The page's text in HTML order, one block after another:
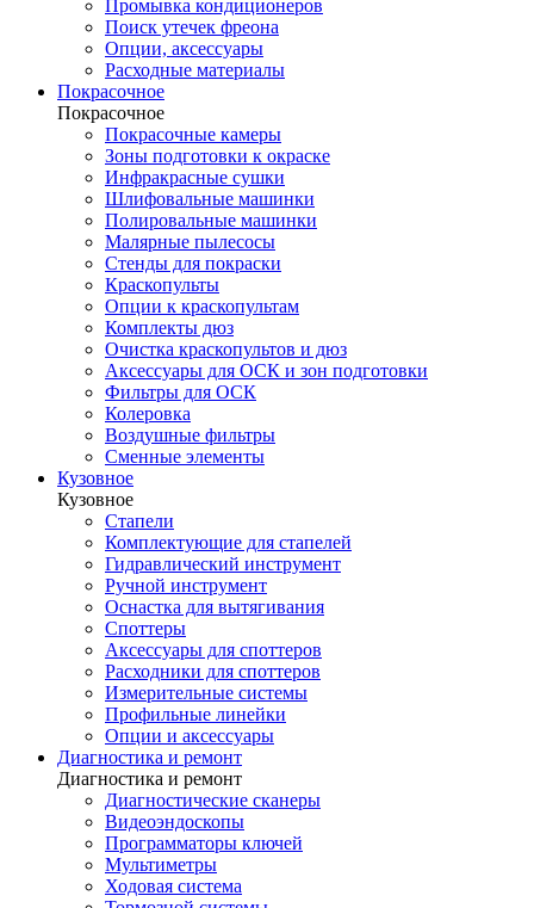
Промывка кондиционеров
Поиск утечек фреона
Опции, аксессуары
Расходные материалы
Покрасочное
Покрасочное
Покрасочные камеры
Зоны подготовки к окраске
Инфракрасные сушки
Шлифовальные машинки
Полировальные машинки
Малярные пылесосы
Стенды для покраски
Краскопульты
Опции к краскопультам
Комплекты дюз
Очистка краскопультов и дюз
Аксессуары для ОСК и зон подготовки
Фильтры для ОСК
Колеровка
Воздушные фильтры
Сменные элементы
Кузовное
Кузовное
Стапели
Комплектующие для стапелей
Гидравлический инструмент
Ручной инструмент
Оснастка для вытягивания
Споттеры
Аксессуары для споттеров
Расходники для споттеров
Измерительные системы
Профильные линейки
Опции и аксессуары
Диагностика и ремонт
Диагностика и ремонт
Диагностические сканеры
Видеоэндоскопы
Программаторы ключей
Мультиметры
Ходовая система